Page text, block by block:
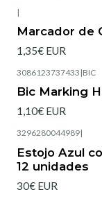
|
Marcador de
1,35€ EUR
3086123737433 |BIC
Bic Marking
1,10€ EUR
3296280044989|
Estojo Azul
12 unidades
30€ EUR